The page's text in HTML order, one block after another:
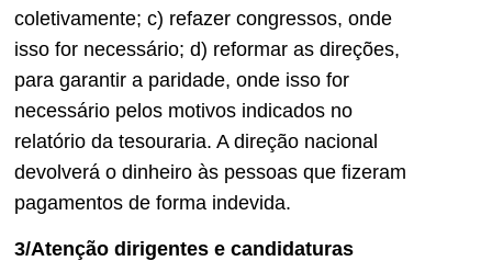
coletivamente; c) refazer congressos, onde
isso for necessário; d) reformar as direções,
para garantir a paridade, onde isso for
necessário pelos motivos indicados no
relatório da tesouraria. A direção nacional
devolverá o dinheiro às pessoas que fizeram
pagamentos de forma indevida.
3/Atenção dirigentes e candidaturas